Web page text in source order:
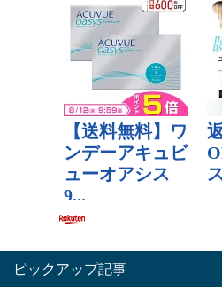
レビュー数：0 レビュー数：0
ピックアップ記事